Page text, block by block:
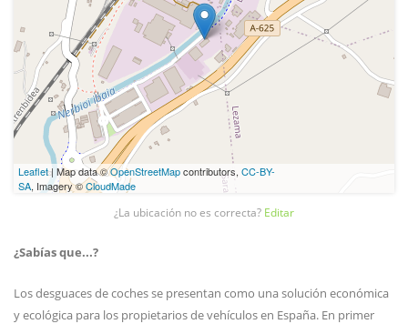
Leaflet| Map data ©OpenStreetMapcontributors, CC-BY-
SA, Imagery ©CloudMade
¿La ubicación no es correcta? Editar
¿Sabías que...?
Los desguaces de coches se presentan como una solución económica
y ecológica para los propietarios de vehículos en España. En primer